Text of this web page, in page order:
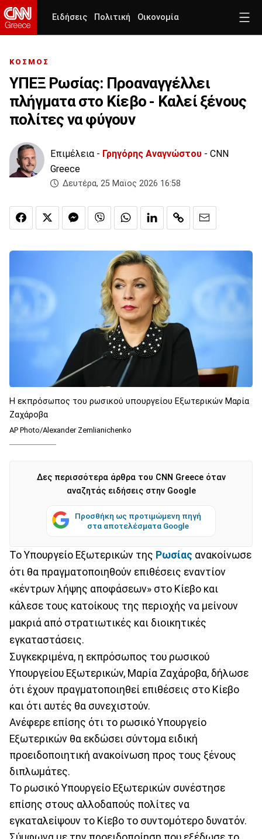
Ειδήσεις Πολιτική Οικονομία
ΚΟΣΜΟΣ
ΥΠΕΞ Ρωσίας: Προαναγγέλλει
πλήγματα στο Κίεβο - Καλεί ξένους
πολίτες να φύγουν
Επιμέλεια - Γρηγόρης Αναγνώστου - CNN
Greece
Δευτέρα, 25 Μαϊος 2026 16:58
H εκπρόσωπος του ρωσικού υπουργείου Εξωτερικών Μαρία
Ζαχάροβα
AP Photo/Alexander Zemlianichenko
Δες περισσότερα άρθρα του CNN Greece όταν
αναζητάς ειδήσεις στην Google
Προσθήκη ως προτιμώμενη πηγή
στα αποτελέσματα Google
Το Υπουργείο Εξωτερικών της Ρωσίας ανακοίνωσε
ότι θα πραγματοποιηθούν επιθέσεις εναντίον
«κέντρων λήψης αποφάσεων» στο Κίεβο και
κάλεσε τους κατοίκους της περιοχής να μείνουν
μακριά από στρατιωτικές και διοικητικές
εγκαταστάσεις.
Συγκεκριμένα, η εκπρόσωπος του ρωσικού
Υπουργείου Εξωτερικών, Μαρία Ζαχάροβα, δήλωσε
ότι έχουν πραγματοποιηθεί επιθέσεις στο Κίεβο
και ότι αυτές θα συνεχιστούν.
Ανέφερε επίσης ότι το ρωσικό Υπουργείο
Εξωτερικών θα εκδώσει σύντομα ειδική
προειδοποιητική ανακοίνωση προς τους ξένους
διπλωμάτες.
Το ρωσικό Υπουργείο Εξωτερικών συνέστησε
επίσης στους αλλοδαπούς πολίτες να
εγκαταλείψουν το Κίεβο το συντομότερο δυνατόν.